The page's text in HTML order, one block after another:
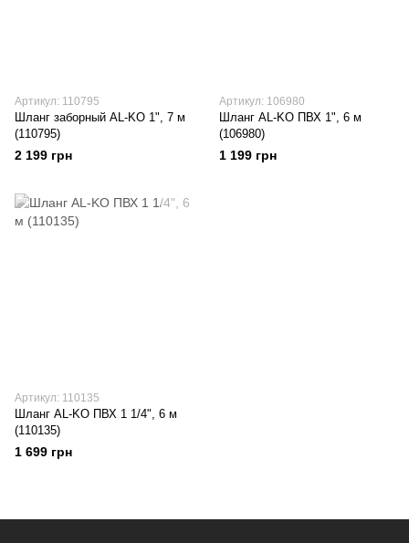
Артикул: 110795
Шланг заборный AL-KO 1", 7 м
(110795)
2 199 грн
Артикул: 106980
Шланг AL-KO ПВХ 1", 6 м
(106980)
1 199 грн
Артикул: 110135
Шланг AL-KO ПВХ 1 1/4", 6 м
(110135)
1 699 грн